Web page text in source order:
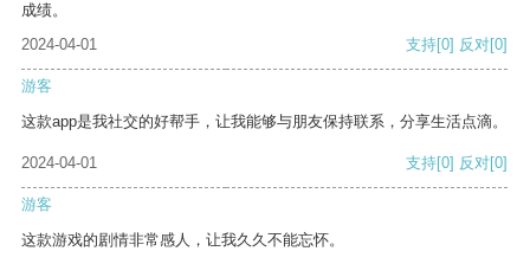
成绩。
2024-04-01
支持[0] 反对[0]
游客
这款app是我社交的好帮手，让我能够与朋友保持联系，分享生活点滴。
2024-04-01 支持[0] 反对[0]
游客
这款游戏的剧情非常感人，让我久久不能忘怀。